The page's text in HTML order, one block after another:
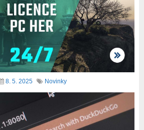
8. 5. 2025 Novinky